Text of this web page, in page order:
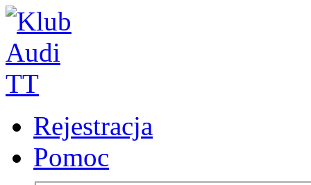
Rejestracja
Pomoc